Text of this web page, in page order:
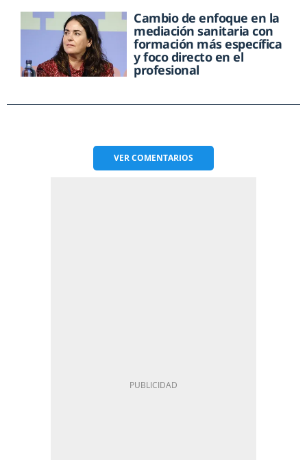
Cambio de enfoque en la
mediación sanitaria con
formación más específica
y foco directo en el
profesional
VERCOMENTARIOS